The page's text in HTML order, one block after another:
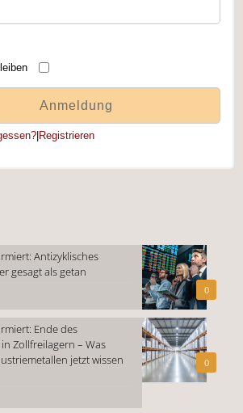
Registrieren
0
Antizyklisches
gesagt als getan
0
Ende des
Zollfreilagern – Was
jetzt wissen